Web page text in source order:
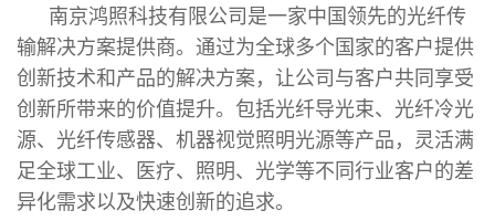
南京鸿照科技有限公司是一家中国领先的光纤传
输解决方案提供商。通过为全球多个国家的客户提供
创新技术和产品的解决方案，让公司与客户共同享受
创新所带来的价值提升。包括光纤导光束、光纤冷光
源、光纤传感器、机器视觉照明光源等产品，灵活满
足全球工业、医疗、照明、光学等不同行业客户的差
异化需求以及快速创新的追求。